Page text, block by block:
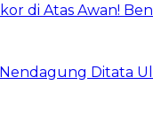
di Atas Awan!
Ditata